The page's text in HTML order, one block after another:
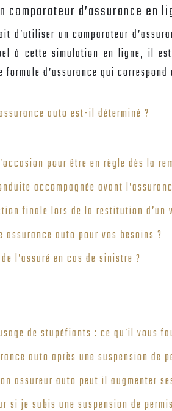
comparateur d’assurance en
d’utiliser uncomparateur
à cette simulation en ligne, il
formule d’assurance qui
auto est-il déterminé ?
pour être en règle dès la
accompagnée avant
finale lors de la restitution d’un
auto pour vos besoins ?
l’assuré en cas de sinistre ?
de stupéfiants : ce qu’il vous
auto après une suspension de
assureur auto peut il augmenter
si je subis une suspension de